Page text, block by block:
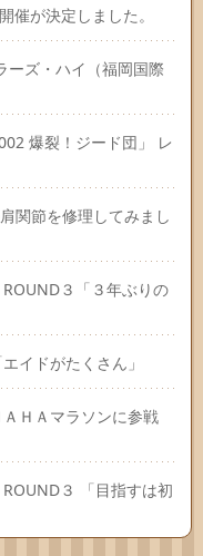
催が決定しました。
ーズ・ハイ（福岡国際
爆裂！ジード団」 レ
関節を修理してみまし
３「３年ぶりの
イドがたくさん」
ＨＡマラソンに参戦
３ 「目指すは初